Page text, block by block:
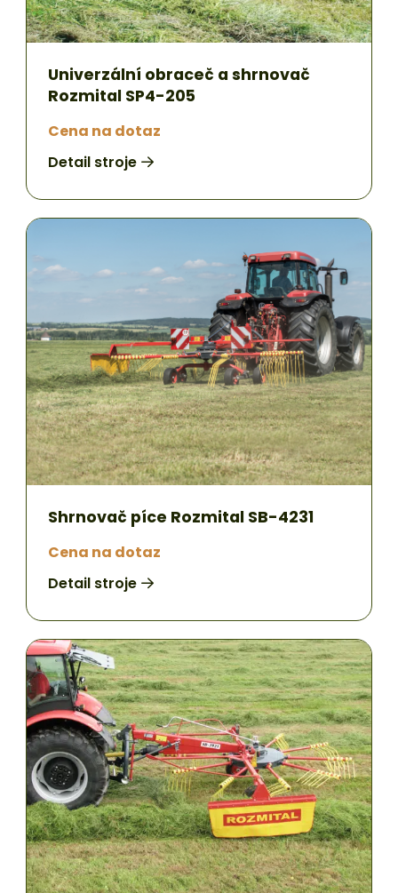
Univerzální obraceč a shrnovač
Rozmital SP4-205
Cena na dotaz
Detail stroje
Shrnovač píce Rozmital SB-4231
Cena na dotaz
Detail stroje